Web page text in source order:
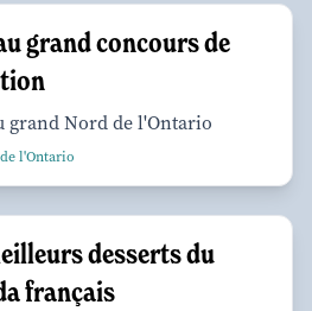
grand concours de
grand Nord de l'Ontario
l'Ontario
desserts du
français